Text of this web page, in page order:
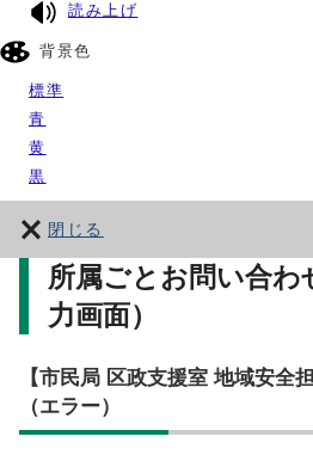
読み上げ
背景色
標準
青
黄
黒
閉じる
所属ごとお問い合わ
力画面）
【市民局 区政支援室 地域安全
（エラー）